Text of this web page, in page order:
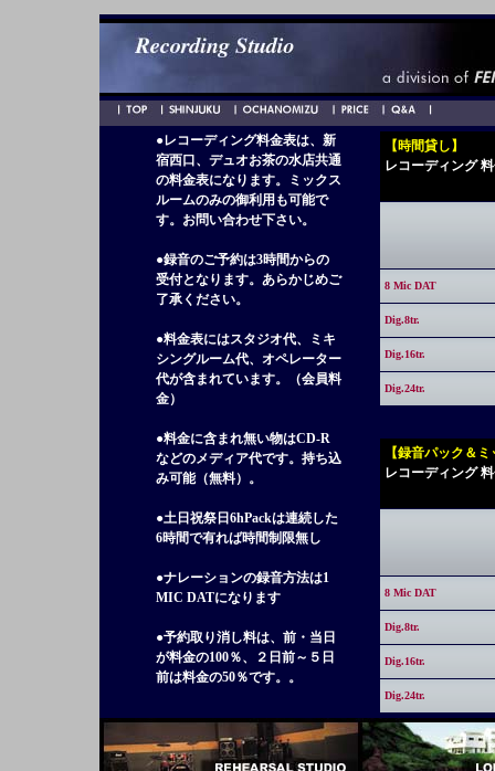
●レコーディング料金表は、新
宿西口、デュオお茶の水店共通
の料金表になります。ミックス
ルームのみの御利用も可能で
す。お問い合わせ下さい。
●録音のご予約は3時間からの
受付となります。あらかじめご
了承ください。
●料金表にはスタジオ代、ミキ
シングルーム代、オペレーター
代が含まれています。（会員料
金）
●料金に含まれ無い物はCD-R
などのメディア代です。持ち込
み可能（無料）。
●土日祝祭日6hPackは連続した
6時間で有れば時間制限無し
●ナレーションの録音方法は1
MIC DATになります
●予約取り消し料は、前・当日
が料金の100％、２日前～５日
前は料金の50％です。。
【時間貸し】
レコーディング
8 Mic DAT
Dig.8tr.
Dig.16tr.
Dig.24tr.
【録音パック＆ミ
レコーディング
8 Mic DAT
Dig.8tr.
Dig.16tr.
Dig.24tr.